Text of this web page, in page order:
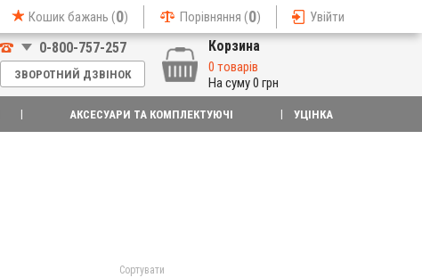
Кошик бажань (0) Порівняння (0) Увійти
Корзина
0 товарів
На суму0 грн
0-800-757-257
ЗВОРОТНИЙ ДЗВІНОК
АКСЕСУАРИ ТА КОМПЛЕКТУЮЧІ УЦІНКА
Сортувати